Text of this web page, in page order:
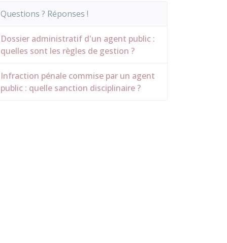
Questions ? Réponses !
Dossier administratif d'un agent public :
quelles sont les règles de gestion ?
Infraction pénale commise par un agent
public : quelle sanction disciplinaire ?